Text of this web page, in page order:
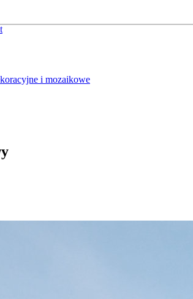
i mozaikowe